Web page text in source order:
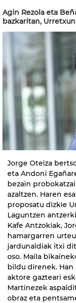
Agin Rezola eta
bazkaritan,
Jorge Oteiza
eta Andoni
bezain
azaltzen. Haren
proposatu dizkie
Laguntzen
Kafe Antzokiak,
hamargarren
jardunaldiak itxi
oso. Maila
bildu direnek. Han
aktore gazteari
Martinezek
obraz eta